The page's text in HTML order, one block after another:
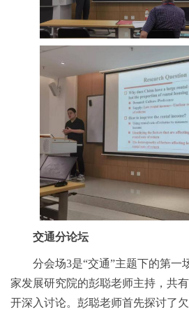
交通分论坛
分会场3是“交通”主题下的第一
家发展研究院的彭聪老师主持，共
开深入讨论。彭聪老师首先探讨了